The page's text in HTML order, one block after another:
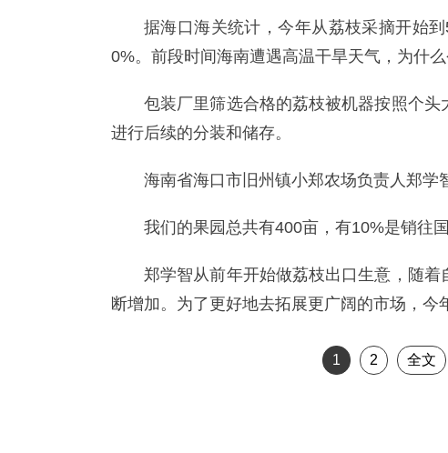
据海口海关统计，今年从荔枝采摘开始
0%。前段时间海南遭遇高温干旱天气，为什
包装厂里筛选合格的荔枝被机器按照个
进行后续的分装和储存。
海南省海口市旧州镇小郑农场负责人郑学
我们的果园总共有400亩，有10%是销往
郑学智从前年开始做荔枝出口生意，随
断增加。为了更好地去拓展更广阔的市场，今
1 2 全文